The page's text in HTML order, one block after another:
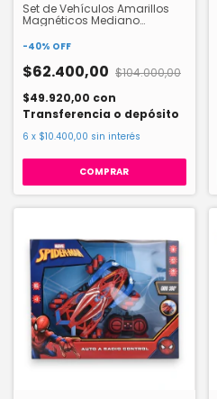
Set de Vehículos Amarillos
Magnéticos Mediano
-40% OFF
$62.400,00 $104.000,00
$49.920,00 con
Transferencia o depósito
6 x $10.400,00 sin interés